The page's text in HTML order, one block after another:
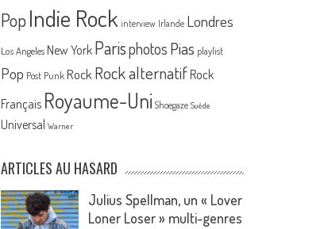
PopIndie Rock interview Irlande Londres
Los Angeles New York Parisphotos Pias playlist
Pop Post Punk Rock Rock alternatif Rock
Français Royaume-Uni Shoegaze Suède
Universal Warner
ARTICLES AU HASARD
Julius Spellman, un « Lover
Loner Loser » multi-genres